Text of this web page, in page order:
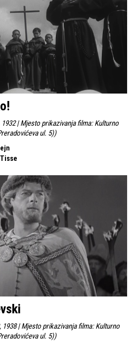
1932 | Mjesto prikazivanja filma: Kulturno
ul. 5))
1938 | Mjesto prikazivanja filma: Kulturno
ul. 5))